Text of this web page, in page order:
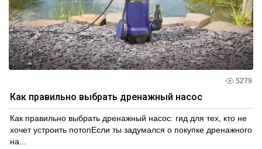
5279
Как правильно выбрать дренажный насос
Как правильно выбрать дренажный насос: гид для тех, кто не
хочет устроить потопЕсли ты задумался о покупке дренажного
на...